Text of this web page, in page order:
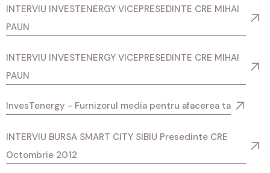
INTERVIU INVESTENERGY VICEPRESEDINTE CRE MIHAI
PAUN
INTERVIU INVESTENERGY VICEPRESEDINTE CRE MIHAI
PAUN
InvesTenergy - Furnizorul media pentru afacerea ta
INTERVIU BURSA SMART CITY SIBIU Presedinte CRE
Octombrie 2012